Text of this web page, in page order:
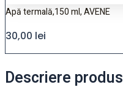
Apă termală,150 ml, AVENE
30,00 lei
Descriere produs